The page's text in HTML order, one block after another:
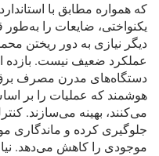
که همواره مطابق با
یکنواختی، ضایعات را
دیگر نیازی به دور ریختن
عملکرد ضعیف نیست. بازده
دستگاه‌های مدرن مصرف
هوشمند که عملیات را بر
می‌کنند، بهینه می‌سازند.
جلوگیری کرده و ماندگاری
موجودی را کاهش می‌دهد.